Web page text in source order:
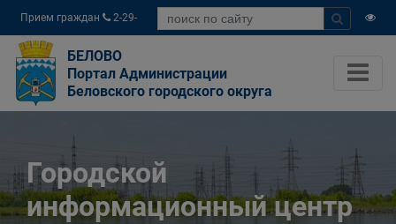
Прием граждан
2-29-
04
БЕЛОВО
Портал Администрации
Беловского городского округа
Городской
информационный центр